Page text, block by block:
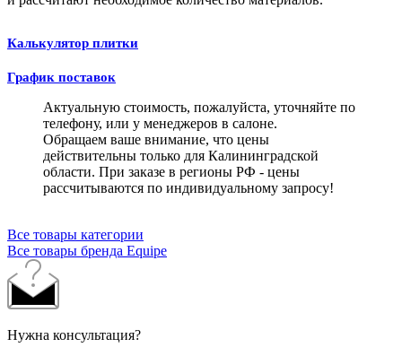
Калькулятор плитки
График поставок
Актуальную стоимость, пожалуйста, уточняйте по
телефону, или у менеджеров в салоне.
Обращаем ваше внимание, что цены
действительны только для Калининградской
области. При заказе в регионы РФ - цены
рассчитываются по индивидуальному запросу!
Все товары категории
Все товары бренда Equipe
Нужна консультация?